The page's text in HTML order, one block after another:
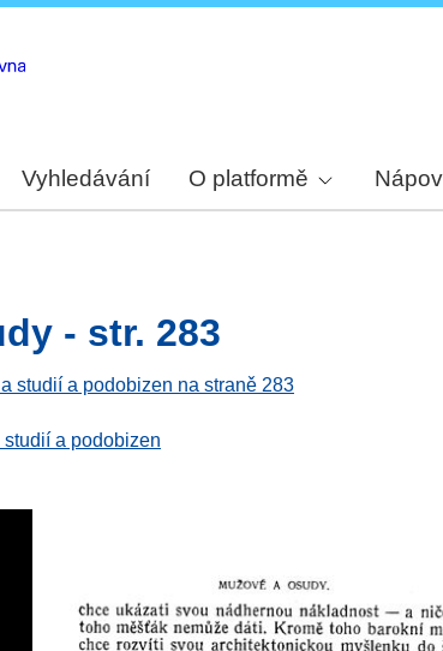
Vyhledávání O platformě
- str. 283
studií a podobizen na straně 283
a podobizen